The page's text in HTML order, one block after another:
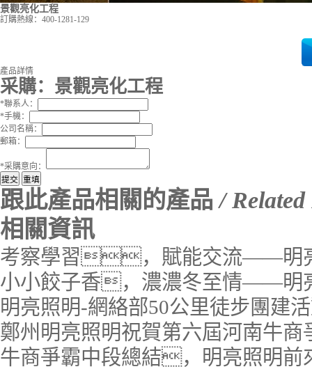
景觀亮化工程
訂購熱線： 400-1281-129
產品詳情
采購： 景觀亮化工程
*聯系人：
*手機：
公司名稱：
郵箱：
*采購意向：
跟此產品相關的產品/
相關資訊
考察學習，賦能交流——明亮
小小餃子香，濃濃冬至情——
明亮照明-網絡部50公里徒步團建
鄭州明亮照明祝賀第六屆河南牛商
牛商爭霸中段總結，明亮照明前